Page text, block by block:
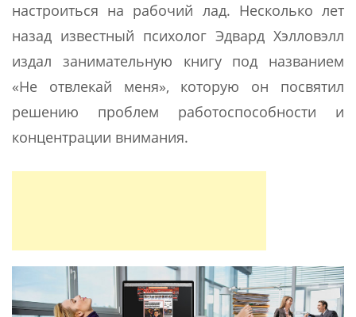
настроиться на рабочий лад. Несколько лет
назад известный психолог Эдвард Хэлловэлл
издал занимательную книгу под названием
«Не отвлекай меня», которую он посвятил
решению проблем работоспособности и
концентрации внимания.